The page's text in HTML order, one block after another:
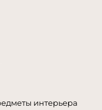
интерьера